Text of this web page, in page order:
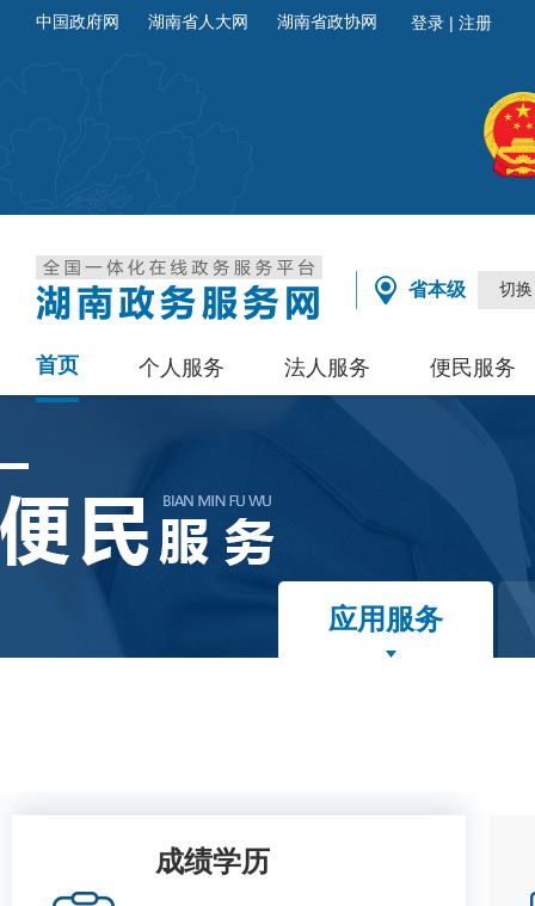
中国政府网 湖南省人大网 湖南省政协网
省本级 切换
首页 个人服务 法人服务 便民服务
应用服务
成绩学历